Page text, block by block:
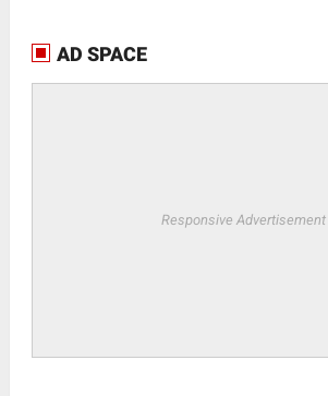
AD SPACE
Responsive Advertisement